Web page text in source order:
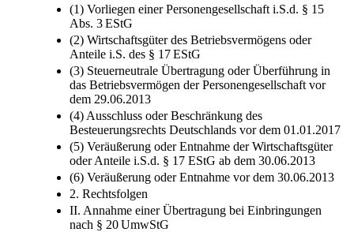
(1) Vorliegen einer Personengesellschaft i.S.d. § 15
Abs. 3 EStG
(2) Wirtschaftsgüter des Betriebsvermögens oder
Anteile i.S. des § 17 EStG
(3) Steuerneutrale Übertragung oder Überführung in
das Betriebsvermögen der Personengesellschaft vor
dem 29.06.2013
(4) Ausschluss oder Beschränkung des
Besteuerungsrechts Deutschlands vor dem 01.01.2017
(5) Veräußerung oder Entnahme der Wirtschaftsgüter
oder Anteile i.S.d. § 17 EStG ab dem 30.06.2013
(6) Veräußerung oder Entnahme vor dem 30.06.2013
2. Rechtsfolgen
II. Annahme einer Übertragung bei Einbringungen
nach § 20 UmwStG